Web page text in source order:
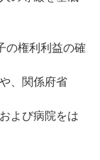
の権利利益の確
、関係府省
よび病院をは